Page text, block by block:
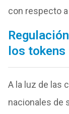
con respecto a
los tokens
A la luz de las
nacionales de